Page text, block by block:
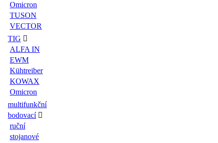
Omicron
TUSON
VECTOR
TIG
ALFA IN
EWM
Kühtreiber
KOWAX
Omicron
multifunkční
bodovací
ruční
stojanové